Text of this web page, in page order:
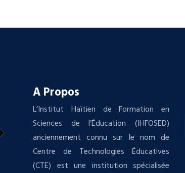
A Propos
L’Institut Haïtien de Formation en
Sciences de l’Éducation (IHFOSED)
anciennement connu sur le nom de
Centre de Technologies Éducatives
(CTE) est une institution spécialisée